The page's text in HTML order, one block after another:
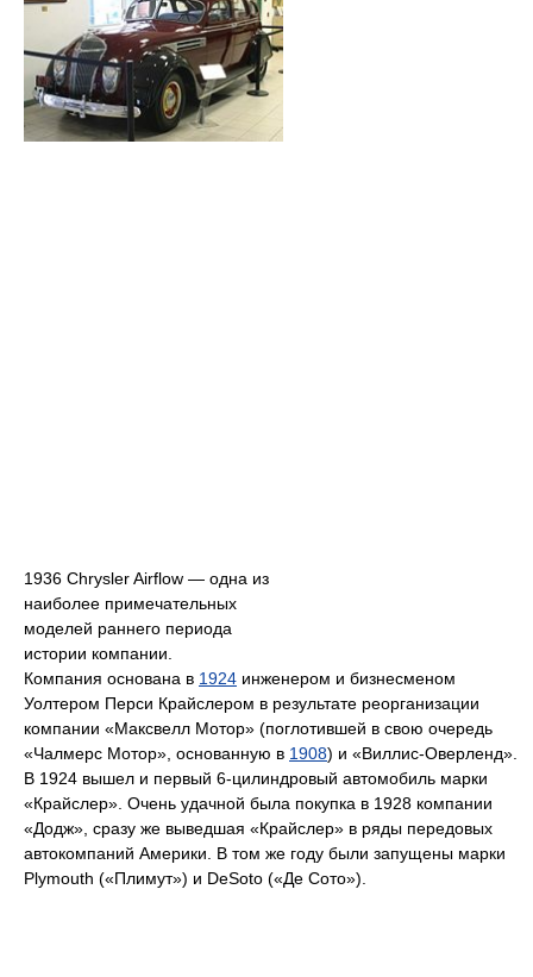
1936 Chrysler Airflow — одна из
наиболее примечательных
моделей раннего периода
истории компании.
Компания основана в 1924 инженером и бизнесменом
Уолтером Перси Крайслером в результате реорганизации
компании «Максвелл Мотор» (поглотившей в свою очередь
«Чалмерс Мотор», основанную в 1908) и «Виллис-Оверленд».
В 1924 вышел и первый 6-цилиндровый автомобиль марки
«Крайслер». Очень удачной была покупка в 1928 компании
«Додж», сразу же выведшая «Крайслер» в ряды передовых
автокомпаний Америки. В том же году были запущены марки
Plymouth («Плимут») и DeSoto («Де Сото»).